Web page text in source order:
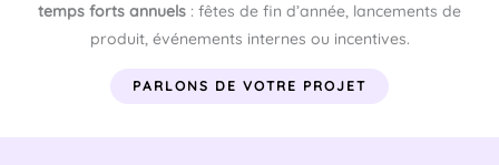
temps forts annuels : fêtes de fin d’année, lancements de
produit, événements internes ou incentives.
PARLONS DE VOTRE PROJET